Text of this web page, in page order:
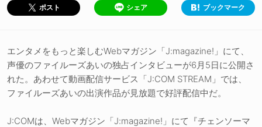
ポスト シェア ブックマーク
エンタメをもっと楽しむWebマガジン「J:magazine!」にて、
声優のファイルーズあいの独占インタビューが6月5日に公開さ
れた。あわせて動画配信サービス「J:COM STREAM」では、
ファイルーズあいの出演作品が見放題で好評配信中だ。
J:COMは、Webマガジン「J:magazine!」にて『チェンソーマ